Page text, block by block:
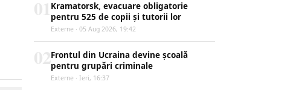
Kramatorsk, evacuare obligatorie
pentru 525 de copii și tutorii lor
Externe · 05 Aug 2026, 19:42
Frontul din Ucraina devine școală
pentru grupări criminale
Externe · Ieri, 16:37